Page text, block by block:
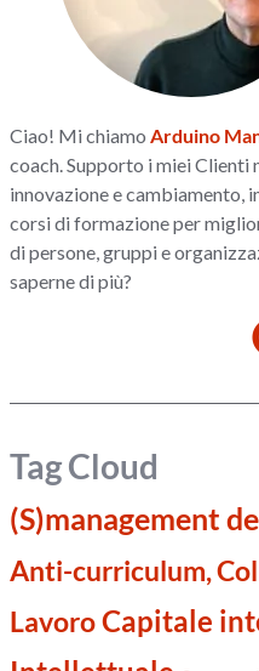
Ciao! Mi chiamoArduino
coach. Supporto i miei
innovazione e cambiamento,
corsi di formazione per
di persone, gruppi e
saperne di più?
Tag Cloud
(S)management
Anti-curriculum,
LavoroCapitale